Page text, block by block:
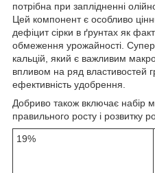
потрібна при заплідненні
Цей компонент є особливо
дефіцит сірки в ґрунтах як
обмеження урожайності.
кальцій, який є важливим
впливом на ряд властивостей
ефективність удобрення.
Добриво також включає набір
правильного росту і розвитку
19%